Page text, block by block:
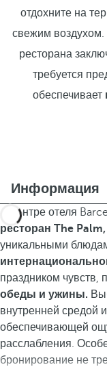
отдохните на
свежим воздухом.
ресторана
требуется
обеспечивает
Информация
В центре отеля
ресторан The Palm,
уникальными
праздником чувств,
обеды и ужины.
внутренней средой
обеспечивающей
расслабления.
бронирование не